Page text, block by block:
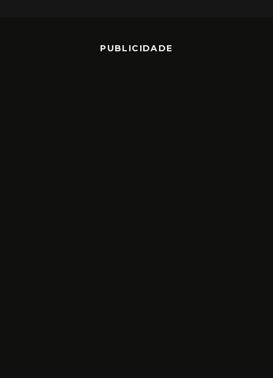
PUBLICIDADE